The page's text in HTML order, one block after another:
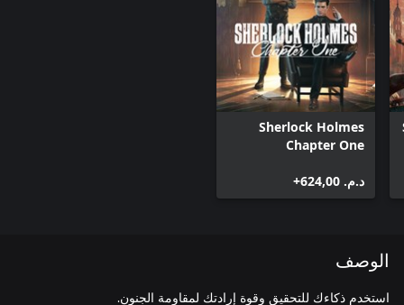
Sherlock Holmes
Chapter One
د.م.‏ 624,00+
الوصف